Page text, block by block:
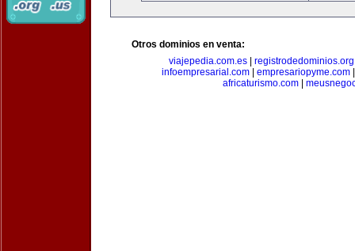
Otros dominios en venta:
viajepedia.com.es| registrodedominios.org
infoempresarial.com| empresariopyme.com
africaturismo.com|